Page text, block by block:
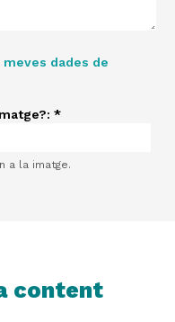
dades de
*
a la imatge.
content